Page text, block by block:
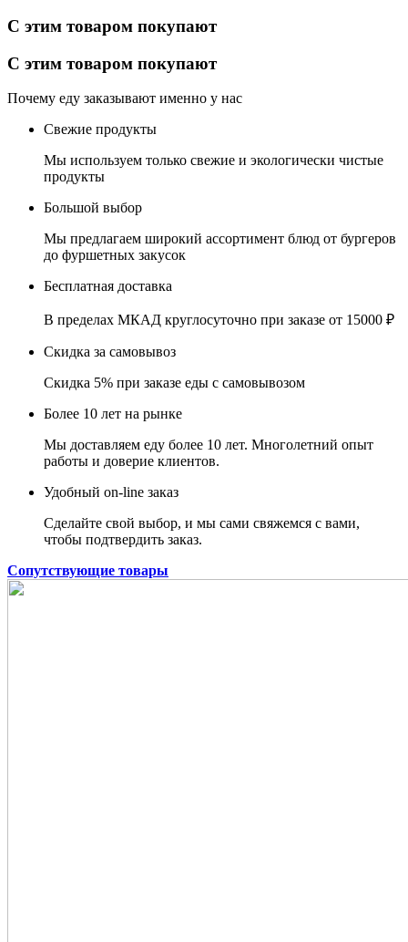
С этим товаром покупают
С этим товаром покупают
Почему еду заказывают именно у нас
Свежие продукты
Мы используем только свежие и экологически чистые
продукты
Большой выбор
Мы предлагаем широкий ассортимент блюд от бургеров
до фуршетных закусок
Бесплатная доставка
В пределах МКАД круглосуточно при заказе от 15000 ₽
Скидка за самовывоз
Скидка 5% при заказе еды с самовывозом
Более 10 лет на рынке
Мы доставляем еду более 10 лет. Многолетний опыт
работы и доверие клиентов.
Удобный on-line заказ
Сделайте свой выбор, и мы сами свяжемся с вами,
чтобы подтвердить заказ.
Сопутствующие товары